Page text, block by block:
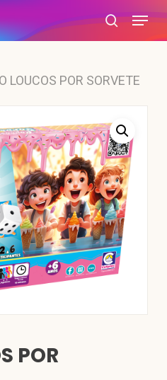
search
Menu
LOUCOS POR SORVETE
POR